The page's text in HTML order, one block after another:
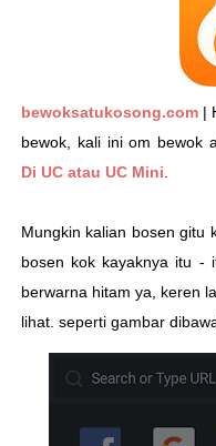
bewoksatukosong.com|
bewok, kali ini om bewok
Di UC atau UC Mini
Mungkin kalian bosen gitu
bosen kok kayaknya itu
berwarna hitam ya, keren
lihat. seperti gambar